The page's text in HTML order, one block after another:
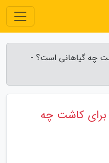
چه گیاهانی است؟ -
برای کاشت چه